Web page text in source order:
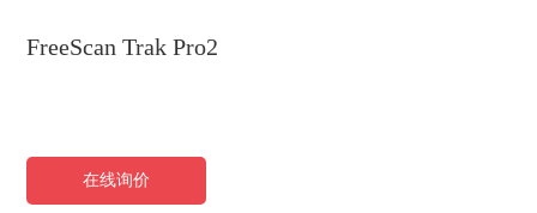
FreeScan Trak Pro2
在线询价